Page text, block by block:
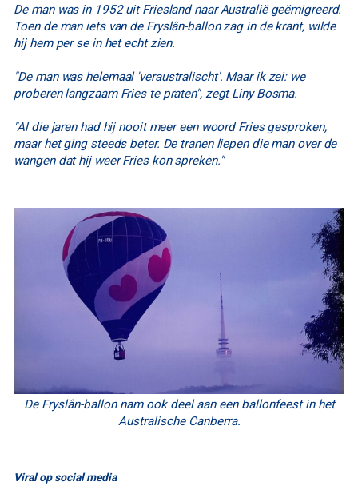
De man was in 1952 uit Friesland naar Australië geëmigreerd.
Toen de man iets van de Fryslân-ballon zag in de krant, wilde
hij hem per se in het echt zien.
"De man was helemaal 'veraustralischt'. Maar ik zei: we
proberen langzaam Fries te praten", zegt Liny Bosma.
"Al die jaren had hij nooit meer een woord Fries gesproken,
maar het ging steeds beter. De tranen liepen die man over de
wangen dat hij weer Fries kon spreken."
De Fryslân-ballon nam ook deel aan een ballonfeest in het
Australische Canberra.
Viral op social media